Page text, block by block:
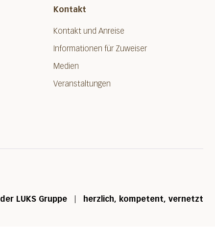
Kontakt
Kontakt und Anreise
Informationen für Zuweiser
Medien
Veranstaltungen
LUKS Gruppe herzlich, kompetent, vernetzt